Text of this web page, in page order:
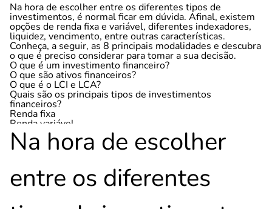
Na hora de escolher entre os diferentes tipos de
investimentos, é normal ficar em dúvida. Afinal, existem
opções de renda fixa e variável, diferentes indexadores,
liquidez, vencimento, entre outras características.
Conheça, a seguir, as 8 principais modalidades e descubra
o que é preciso considerar para tomar a sua decisão.
O que é um investimento financeiro?
O que são ativos financeiros?
O que é o LCI e LCA?
Quais são os principais tipos de investimentos
financeiros?
Renda fixa
Renda variável
Qual é o melhor tipo de investimento?
Quais são os 3 tipos de investimentos financeiros mais
seguros?
Como investir no mercado financeiro?
Na hora de escolher
entre os diferentes